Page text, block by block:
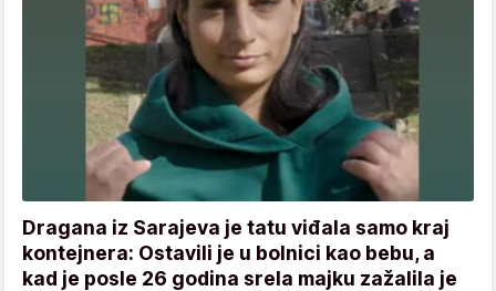
Dragana iz Sarajeva je tatu viđala samo kraj
kontejnera: Ostavili je u bolnici kao bebu, a
kad je posle 26 godina srela majku zažalila je